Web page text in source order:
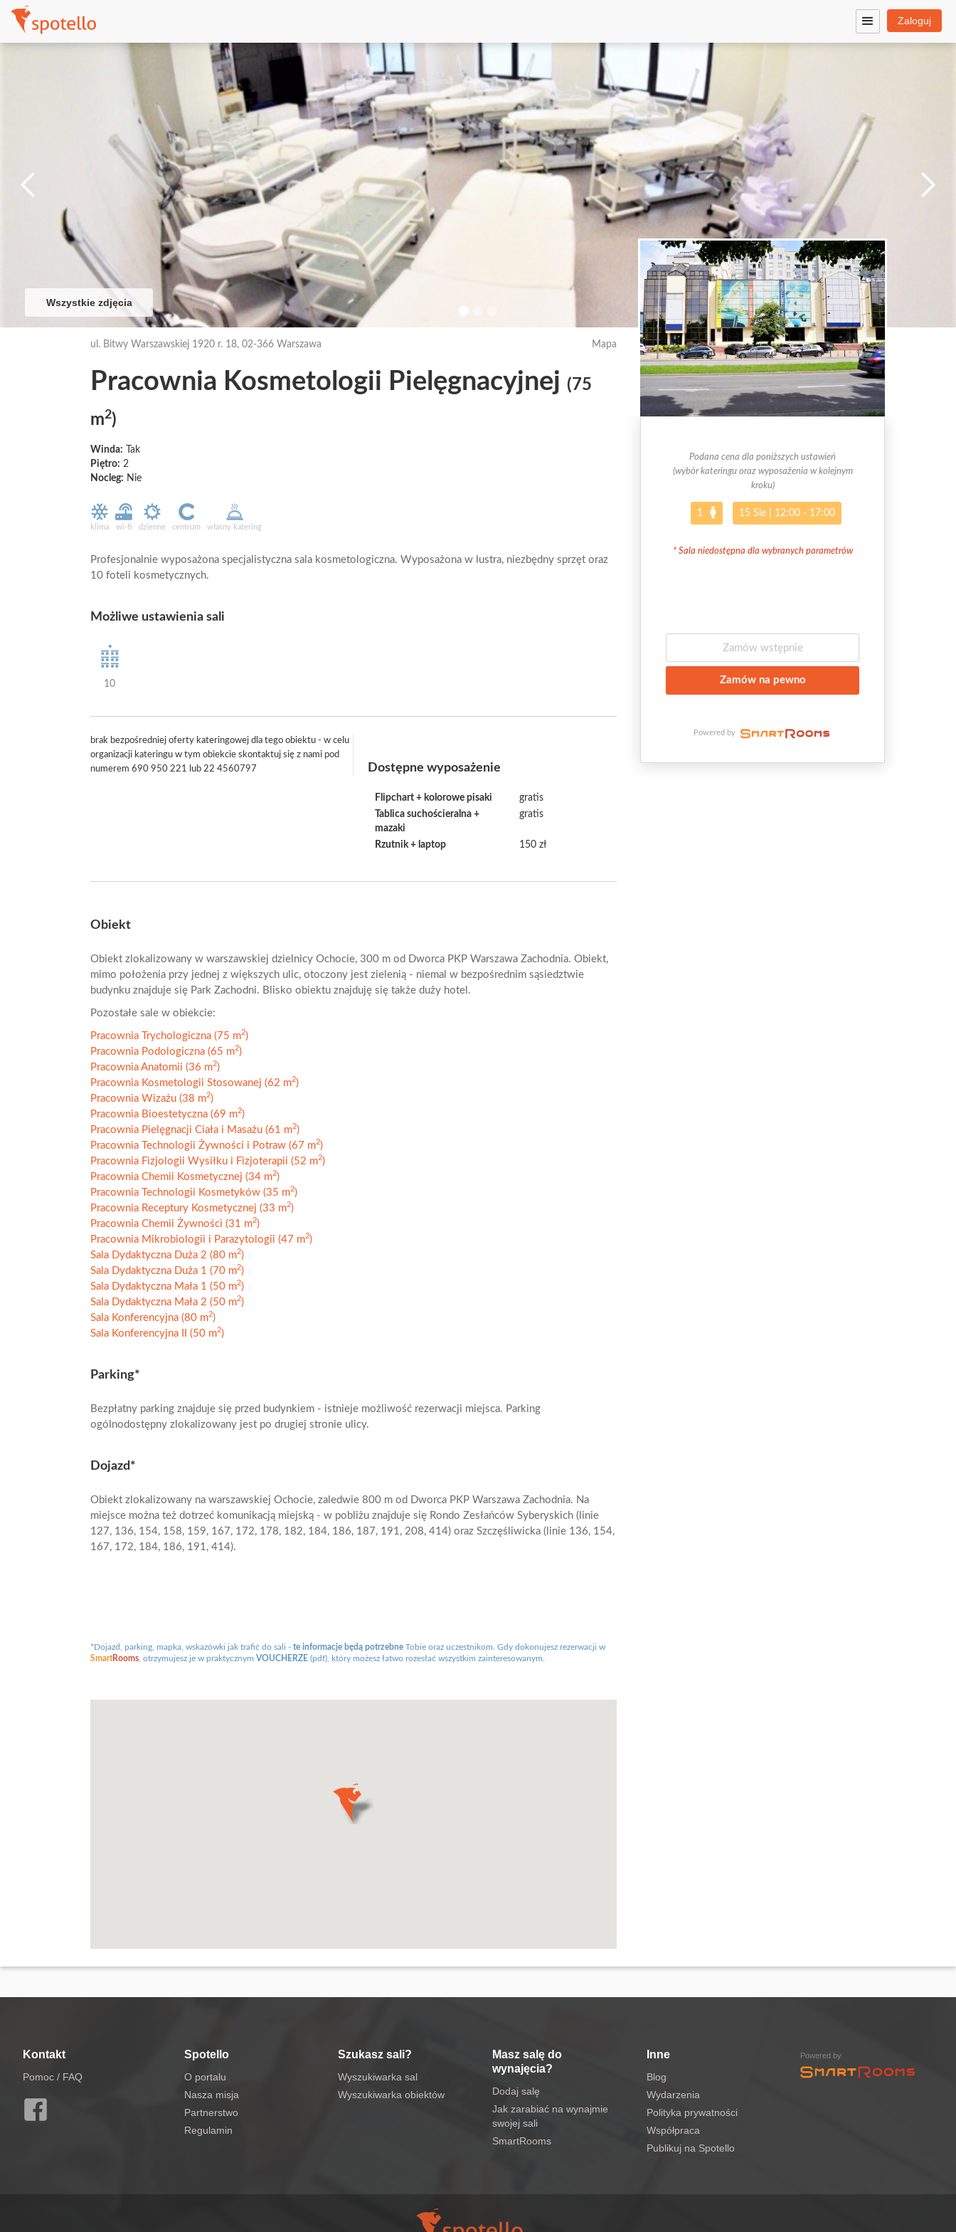
Zaloguj
Wszystkie zdjęcia
Mapa
ul. Bitwy Warszawskiej 1920 r. 18, 02-366 Warszawa
Pracownia Kosmetologii Pielęgnacyjnej (75
m2)
Winda: Tak
Piętro: 2
Nocleg: Nie
klima wi-fi dzienne centrum własny katering
Profesjonalnie wyposażona specjalistyczna sala kosmetologiczna. Wyposażona w lustra, niezbędny sprzęt oraz
10 foteli kosmetycznych.
Możliwe ustawienia sali
10
brak bezpośredniej oferty kateringowej dla tego obiektu - w celu
organizacji kateringu w tym obiekcie skontaktuj się z nami pod
numerem 690 950 221 lub 22 4560797
Dostępne wyposażenie
Flipchart + kolorowe pisaki
gratis
Tablica suchościeralna +
mazaki
gratis
Rzutnik + laptop 150 zł
Podana cena dla poniższych ustawień
(wybór kateringu oraz wyposażenia w kolejnym
kroku)
1 15 Sie| 12:00 - 17:00
* Sala niedostępna dla wybranych parametrów
Zamów wstępnie
Zamów na pewno
Powered by
Obiekt
Obiekt zlokalizowany w warszawskiej dzielnicy Ochocie, 300 m od Dworca PKP Warszawa Zachodnia. Obiekt,
mimo położenia przy jednej z większych ulic, otoczony jest zielenią - niemal w bezpośrednim sąsiedztwie
budynku znajduje się Park Zachodni. Blisko obiektu znajduję się także duży hotel.
Pozostałe sale w obiekcie:
Pracownia Trychologiczna (75 m2)
Pracownia Podologiczna (65 m2)
Pracownia Anatomii (36 m2)
Pracownia Kosmetologii Stosowanej (62 m2)
Pracownia Wizażu (38 m2)
Pracownia Bioestetyczna (69 m2)
Pracownia Pielęgnacji Ciała i Masażu (61 m2)
Pracownia Technologii Żywności i Potraw (67 m2)
Pracownia Fizjologii Wysiłku i Fizjoterapii (52 m2)
Pracownia Chemii Kosmetycznej (34 m2)
Pracownia Technologii Kosmetyków (35 m2)
Pracownia Receptury Kosmetycznej (33 m2)
Pracownia Chemii Żywności (31 m2)
Pracownia Mikrobiologii i Parazytologii (47 m2)
Sala Dydaktyczna Duża 2 (80 m2)
Sala Dydaktyczna Duża 1 (70 m2)
Sala Dydaktyczna Mała 1 (50 m2)
Sala Dydaktyczna Mała 2 (50 m2)
Sala Konferencyjna (80 m2)
Sala Konferencyjna II (50 m2)
Parking*
Bezpłatny parking znajduje się przed budynkiem - istnieje możliwość rezerwacji miejsca. Parking
ogólnodostępny zlokalizowany jest po drugiej stronie ulicy.
Dojazd*
Obiekt zlokalizowany na warszawskiej Ochocie, zaledwie 800 m od Dworca PKP Warszawa Zachodnia. Na
miejsce można też dotrzeć komunikacją miejską - w pobliżu znajduje się Rondo Zesłańców Syberyskich (linie
127, 136, 154, 158, 159, 167, 172, 178, 182, 184, 186, 187, 191, 208, 414) oraz Szczęśliwicka (linie 136, 154,
167, 172, 184, 186, 191, 414).
*Dojazd, parking, mapka, wskazówki jak trafić do sali - te informacje będą potrzebne Tobie oraz uczestnikom. Gdy dokonujesz rezerwacji w
SmartRooms , otrzymujesz je w praktycznym VOUCHERZE (pdf), który możesz łatwo rozesłać wszystkim zainteresowanym.
Kontakt
Pomoc / FAQ
Spotello
O portalu
Nasza misja
Partnerstwo
Regulamin
Szukasz sali?
Wyszukiwarka sal
Wyszukiwarka obiektów
Masz salę do
wynajęcia?
Dodaj salę
Jak zarabiać na wynajmie
swojej sali
SmartRooms
Inne
Blog
Wydarzenia
Polityka prywatności
Współpraca
Publikuj na Spotello
Powered by